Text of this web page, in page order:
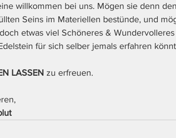
willkommen bei uns. Mögen sie denn
Seins im Materiellen bestünde, und
etwas viel Schöneres &
für sich selber jemals erfahren
LASSEN zu erfreuen.